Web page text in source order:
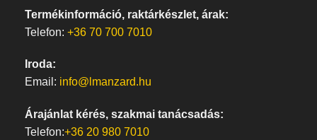
Termékinformáció, raktárkészlet, árak:
Telefon: +36 70 700 7010
Iroda:
Email: info@lmanzard.hu
Árajánlat kérés, szakmai tanácsadás:
Telefon:+36 20 980 7010